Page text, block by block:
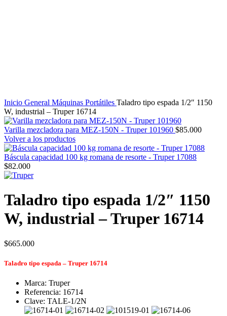
Inicio General Máquinas Portátiles Taladro tipo espada 1/2″ 1150
W, industrial – Truper 16714
Varilla mezcladora para MEZ-150N - Truper 101960 $85.000
Volver a los productos
Báscula capacidad 100 kg romana de resorte - Truper 17088
$82.000
Taladro tipo espada 1/2″ 1150
W, industrial – Truper 16714
$665.000
Taladro tipo espada – Truper 16714
Marca: Truper
Referencia: 16714
Clave: TALE-1/2N